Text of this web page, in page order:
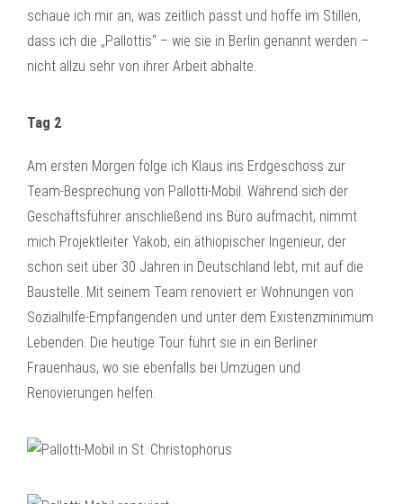
schaue ich mir an, was zeitlich passt und hoffe im Stillen,
dass ich die „Pallottis“ – wie sie in Berlin genannt werden –
nicht allzu sehr von ihrer Arbeit abhalte.
Tag 2
Am ersten Morgen folge ich Klaus ins Erdgeschoss zur
Team-Besprechung von Pallotti-Mobil. Während sich der
Geschäftsführer anschließend ins Büro aufmacht, nimmt
mich Projektleiter Yakob, ein äthiopischer Ingenieur, der
schon seit über 30 Jahren in Deutschland lebt, mit auf die
Baustelle. Mit seinem Team renoviert er Wohnungen von
Sozialhilfe-Empfangenden und unter dem Existenzminimum
Lebenden. Die heutige Tour führt sie in ein Berliner
Frauenhaus, wo sie ebenfalls bei Umzügen und
Renovierungen helfen.